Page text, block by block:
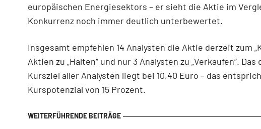
europäischen Energiesektors – er sieht die Aktie im
Konkurrenz noch immer deutlich unterbewertet.
Insgesamt empfehlen 14 Analysten die Aktie derzeit zum
Aktien zu „Halten“ und nur 3 Analysten zu „Verkaufen“.
Kursziel aller Analysten liegt bei 10,40 Euro – das
Kurspotenzial von 15 Prozent.